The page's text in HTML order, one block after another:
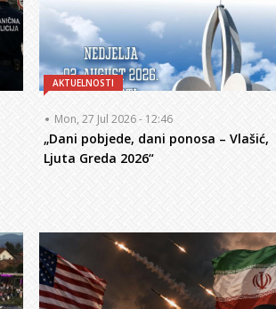
AKTUELNOSTI
Mon, 27 Jul 2026 - 12:46
„Dani pobjede, dani ponosa – Vlašić,
Ljuta Greda 2026“